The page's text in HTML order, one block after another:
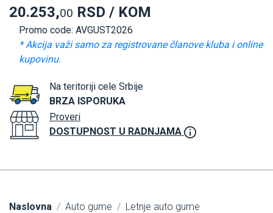
20.253,00 RSD / KOM
Promo code: AVGUST2026
* Akcija važi samo za registrovane članove kluba i online
kupovinu.
Na teritoriji cele Srbije
BRZA ISPORUKA
Proveri
DOSTUPNOST U RADNJAMA
Naslovna Auto gume
Letnje auto gume